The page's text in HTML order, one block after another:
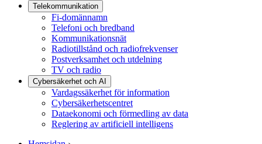
Telekommunikation
Fi-domännamn
Telefoni och bredband
Kommunikationsnät
Radiotillstånd och radiofrekvenser
Postverksamhet och utdelning
TV och radio
Cybersäkerhet och AI
Vardagssäkerhet för information
Cybersäkerhetscentret
Dataekonomi och förmedling av data
Reglering av artificiell intelligens